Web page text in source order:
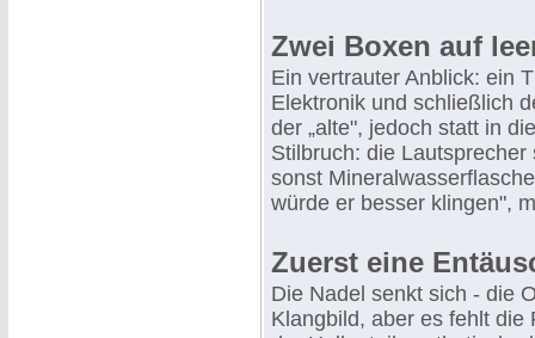
Zwei Boxen auf
Ein vertrauter Anblick: ein
Elektronik und schließlich
der „alte", jedoch statt in
Stilbruch: die
sonst
würde er besser klingen",
Zuerst eine
Die Nadel senkt sich - die
Klangbild, aber es fehlt die